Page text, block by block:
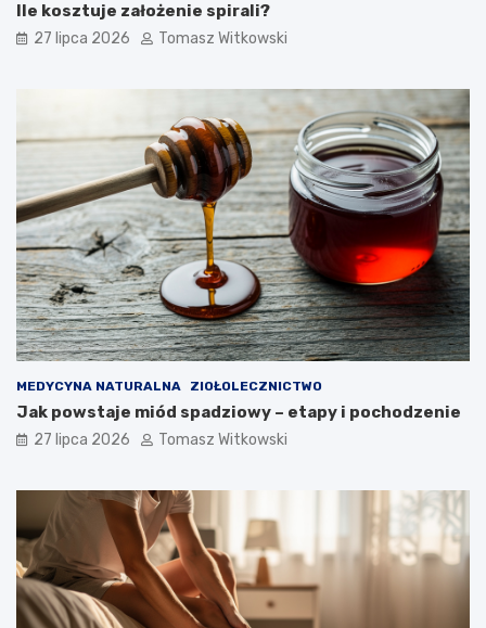
Ile kosztuje założenie spirali?
27 lipca 2026 Tomasz Witkowski
MEDYCYNA NATURALNA ZIOŁOLECZNICTWO
Jak powstaje miód spadziowy – etapy i pochodzenie
27 lipca 2026 Tomasz Witkowski